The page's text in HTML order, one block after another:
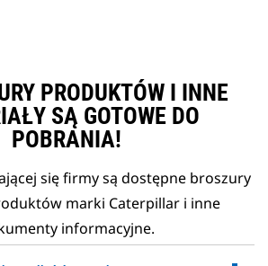
PRODUKTÓW I INNE
SĄ GOTOWE DO
POBRANIA!
się firmy są dostępne broszury
marki Caterpillar i inne
informacyjne.